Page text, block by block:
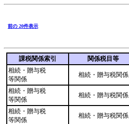
前の 20件表示
課税関係索引
関係税目等
相続・贈与税
等関係
相続・贈与税関係
相続・贈与税
等関係
相続・贈与税関係
相続・贈与税
等関係
相続・贈与税関係